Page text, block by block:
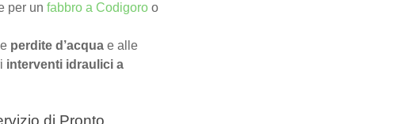
per un fabbro a Codigoro o
perdite d’acqua e alle
interventi idraulici a
di Pronto